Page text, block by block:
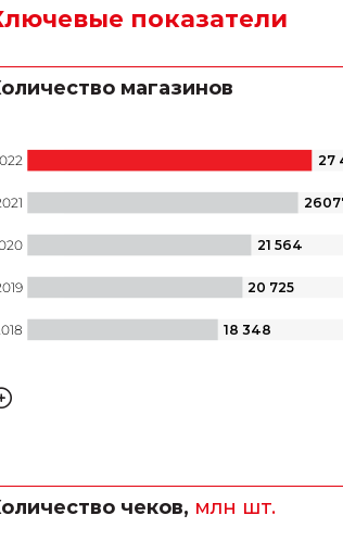
показатели
магазинов
18 348
20 725
21 564
27
26
чеков, млн шт.